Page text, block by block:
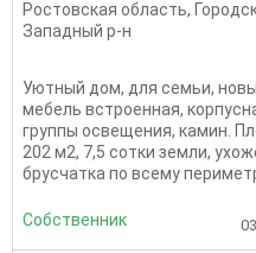
Ростовская область,
Западный р-н
Уютный дом, для семьи,
мебель встроенная,
группы освещения, камин.
202 м2, 7,5 сотки земли,
брусчатка по всему
Собственник